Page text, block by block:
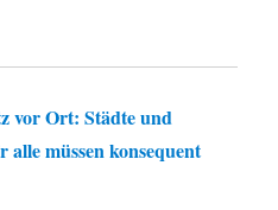
vor Ort: Städte und
alle müssen konsequent